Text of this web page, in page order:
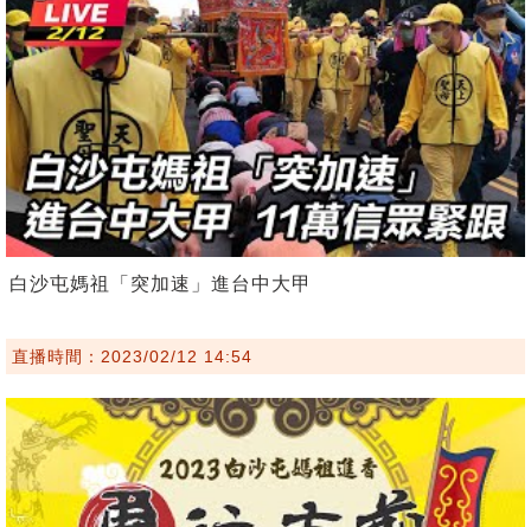
白沙屯媽祖「突加速」進台中大甲
直播時間：2023/02/12 14:54